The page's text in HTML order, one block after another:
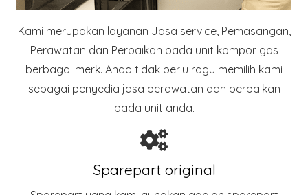
Kami merupakan layanan Jasa service, Pemasangan,
Perawatan dan Perbaikan pada unit kompor gas
berbagai merk. Anda tidak perlu ragu memilih kami
sebagai penyedia jasa perawatan dan perbaikan
pada unit anda.
Sparepart original